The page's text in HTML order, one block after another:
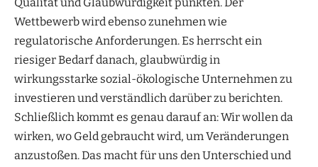
Qualität und Glaubwürdigkeit punkten. Der
Wettbewerb wird ebenso zunehmen wie
regulatorische Anforderungen. Es herrscht ein
riesiger Bedarf danach, glaubwürdig in
wirkungsstarke sozial-ökologische Unternehmen zu
investieren und verständlich darüber zu berichten.
Schließlich kommt es genau darauf an: Wir wollen da
wirken, wo Geld gebraucht wird, um Veränderungen
anzustoßen. Das macht für uns den Unterschied und